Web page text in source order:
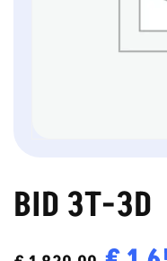
BID 3T-3D